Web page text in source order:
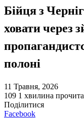
Бійця з
ховати через
полоні
11 Травня, 2026
109 1 хвилина
Поділитися
Facebook